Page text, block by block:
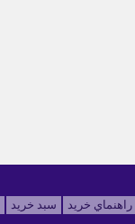
راهنماي خريد سبد خريد